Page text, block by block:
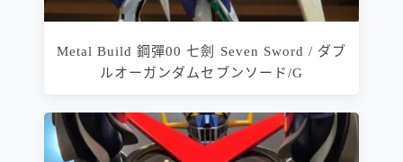
Metal Build 鋼彈00 七劍 Seven Sword / ダブ
ルオーガンダムセブンソード/G